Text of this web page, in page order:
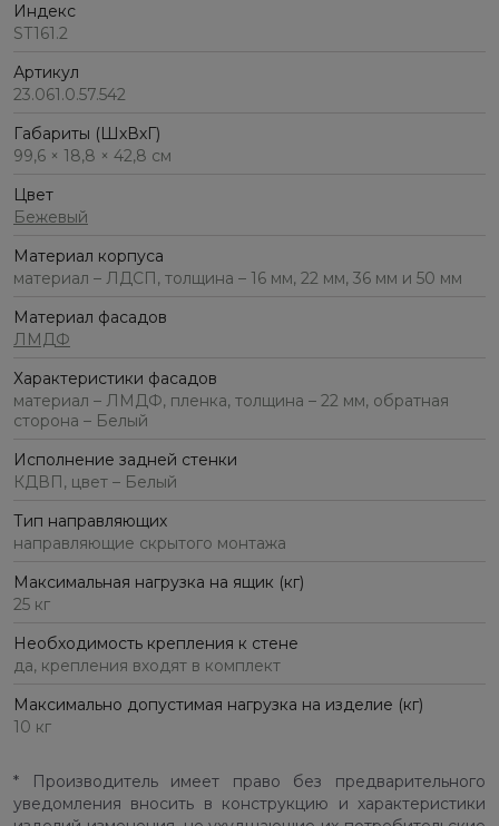
Индекс
ST161.2
Артикул
23.061.0.57.542
Габариты (ШхВхГ)
99,6 × 18,8 × 42,8 см
Цвет
Бежевый
Материал корпуса
материал – ЛДСП, толщина – 16 мм, 22 мм, 36 мм и 50 мм
Материал фасадов
ЛМДФ
Характеристики фасадов
материал – ЛМДФ, пленка, толщина – 22 мм, обратная
сторона – Белый
Исполнение задней стенки
КДВП, цвет – Белый
Тип направляющих
направляющие скрытого монтажа
Максимальная нагрузка на ящик (кг)
25 кг
Необходимость крепления к стене
да, крепления входят в комплект
Максимально допустимая нагрузка на изделие (кг)
10 кг
* Производитель имеет право без предварительного
уведомления вносить в конструкцию и характеристики